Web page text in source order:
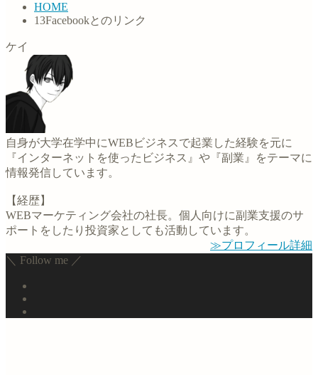
HOME
13Facebookとのリンク
ケイ
自身が大学在学中にWEBビジネスで起業した経験を元に
『インターネットを使ったビジネス』や『副業』をテーマに
情報発信しています。
【経歴】
WEBマーケティング会社の社長。個人向けに副業支援のサ
ポートをしたり投資家としても活動しています。
≫プロフィール詳細
＼ Follow me ／